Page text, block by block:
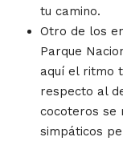
tu camino.
Otro de los
Parque
aquí el ritmo
respecto al
cocoteros se
simpáticos